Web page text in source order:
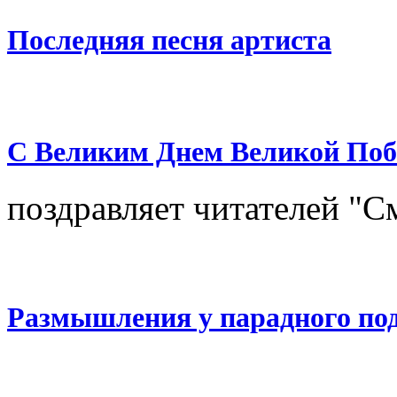
Последняя песня артиста
С Великим Днем Великой
поздравляет читателей
Размышления у парадного